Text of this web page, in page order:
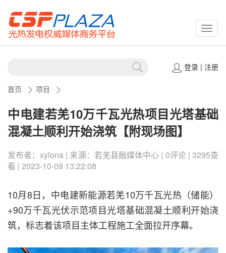
登录| 注册
首页 项目
中电建若羌10万千瓦光热项目光塔基础
混凝土顺利开始浇筑【附现场图】
发布者：xylona | 来源：若羌县融媒体中心 | 0评论 | 3295查
看 | 2023-10-09 13:22:08
10月8日，中电建新能源若羌10万千瓦光热（储能）
+90万千瓦光伏示范项目光塔基础混凝土顺利开始浇
筑，标志着该项目主体工程施工全面拉开序幕。